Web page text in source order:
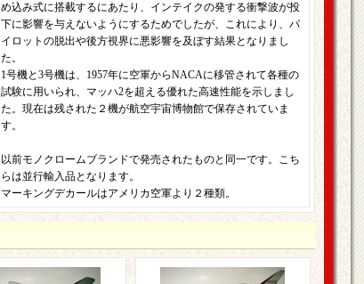
め込み式に搭載するにあたり、インテイクの発する衝撃波が投
下に影響を与えないようにするためでしたが、これにより、パ
イロットの脱出や後方視界に悪影響を及ぼす結果となりまし
た。
1号機と3号機は、1957年に空軍からNACAに移管されて各種の
試験に用いられ、マッハ2を超える優れた高速性能を示しまし
た。現在は残された２機が航空宇宙博物館で保存されていま
す。
以前モノクロームブランドで発売されたものと同一です。こち
らは並行輸入品となります。
マーキングデカールはアメリカ空軍より２種類。